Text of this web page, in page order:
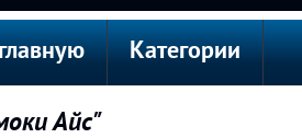
Категории
Айс"